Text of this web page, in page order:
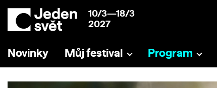
10/3—18/3
2027
Novinky Můj festival Program